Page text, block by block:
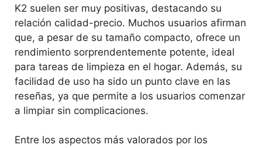
K2 suelen ser muy positivas, destacando su
relación calidad-precio. Muchos usuarios afirman
que, a pesar de su tamaño compacto, ofrece un
rendimiento sorprendentemente potente, ideal
para tareas de limpieza en el hogar. Además, su
facilidad de uso ha sido un punto clave en las
reseñas, ya que permite a los usuarios comenzar
a limpiar sin complicaciones.
Entre los aspectos más valorados por los